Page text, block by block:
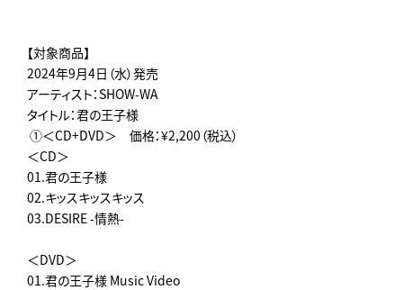
【対象商品】
2024年9月4日（水）発売
アーティスト：SHOW-WA
タイトル：君の王子様
①＜CD+DVD＞ 価格：¥2,200（税込）
＜CD＞
01.君の王子様
02.キッスキッスキッス
03.DESIRE -情熱-
＜DVD＞
01.君の王子様 Music Video